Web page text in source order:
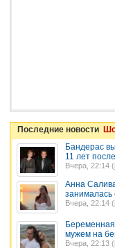
Последние новости
Бандерас
11 лет
Вчера, 22:14 (
Анна
Вчера, 22:14 (
мужем на
Вчера, 22:13 (